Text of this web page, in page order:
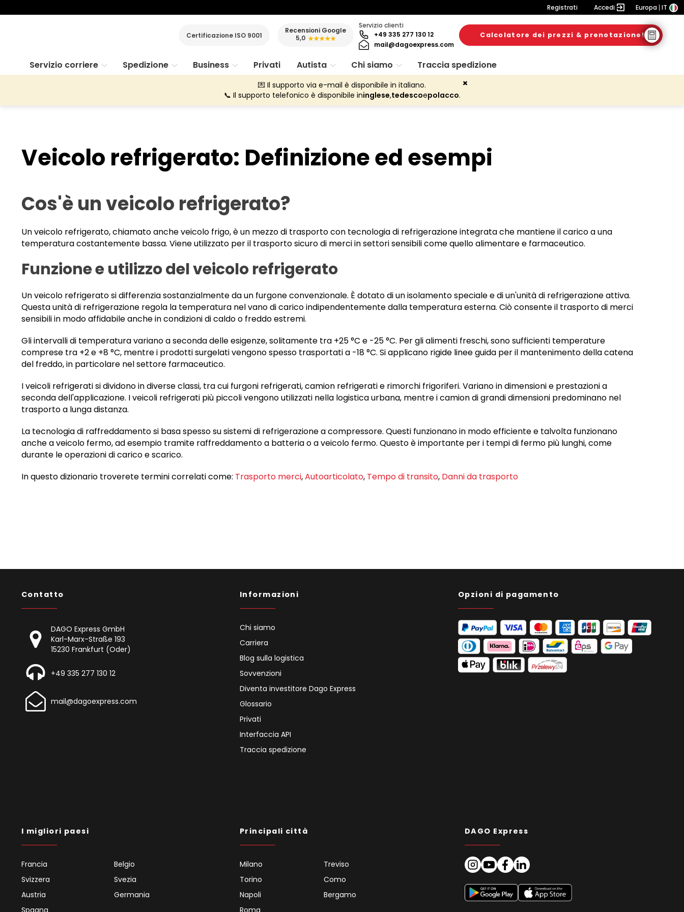
Registrati Accedi Europa IT
Certificazione ISO 9001
Recensioni Google
5,0 ★★★★★
Servizio clienti
+49 335 277 130 12
mail@dagoexpress.com
Calcolatore dei prezzi & prenotazione!
Servizio corriere Spedizione Business Privati Autista Chi siamo Traccia spedizione
💌 Il supporto via e-mail è disponibile in italiano.
📞 Il supporto telefonico è disponibile ininglese,tedescoepolacco.
Veicolo refrigerato: Definizione ed esempi
Cos'è un veicolo refrigerato?
Un veicolo refrigerato, chiamato anche veicolo frigo, è un mezzo di trasporto con tecnologia di refrigerazione integrata che mantiene il carico a una
temperatura costantemente bassa. Viene utilizzato per il trasporto sicuro di merci in settori sensibili come quello alimentare e farmaceutico.
Funzione e utilizzo del veicolo refrigerato
Un veicolo refrigerato si differenzia sostanzialmente da un furgone convenzionale. È dotato di un isolamento speciale e di un'unità di refrigerazione attiva.
Questa unità di refrigerazione regola la temperatura nel vano di carico indipendentemente dalla temperatura esterna. Ciò consente il trasporto di merci
sensibili in modo affidabile anche in condizioni di caldo o freddo estremi.
Gli intervalli di temperatura variano a seconda delle esigenze, solitamente tra +25 °C e -25 °C. Per gli alimenti freschi, sono sufficienti temperature
comprese tra +2 e +8 °C, mentre i prodotti surgelati vengono spesso trasportati a -18 °C. Si applicano rigide linee guida per il mantenimento della catena
del freddo, in particolare nel settore farmaceutico.
I veicoli refrigerati si dividono in diverse classi, tra cui furgoni refrigerati, camion refrigerati e rimorchi frigoriferi. Variano in dimensioni e prestazioni a
seconda dell'applicazione. I veicoli refrigerati più piccoli vengono utilizzati nella logistica urbana, mentre i camion di grandi dimensioni predominano nel
trasporto a lunga distanza.
La tecnologia di raffreddamento si basa spesso su sistemi di refrigerazione a compressore. Questi funzionano in modo efficiente e talvolta funzionano
anche a veicolo fermo, ad esempio tramite raffreddamento a batteria o a veicolo fermo. Questo è importante per i tempi di fermo più lunghi, come
durante le operazioni di carico e scarico.
In questo dizionario troverete termini correlati come: Trasporto merci,Autoarticolato, Tempo di transito, Danni da trasporto
Contatto
DAGO Express GmbH
Karl-Marx-Straße 193
15230 Frankfurt (Oder)
+49 335 277 130 12
mail@dagoexpress.com
Informazioni
Chi siamo
Carriera
Blog sulla logistica
Sovvenzioni
Diventa investitore Dago Express
Glossario
Privati
Interfaccia API
Traccia spedizione
Opzioni di pagamento
I migliori paesi
Francia
Belgio
Svizzera
Svezia
Austria
Germania
Spagna
Principali città
Milano
Treviso
Torino
Como
Napoli
Bergamo
Roma
DAGO Express